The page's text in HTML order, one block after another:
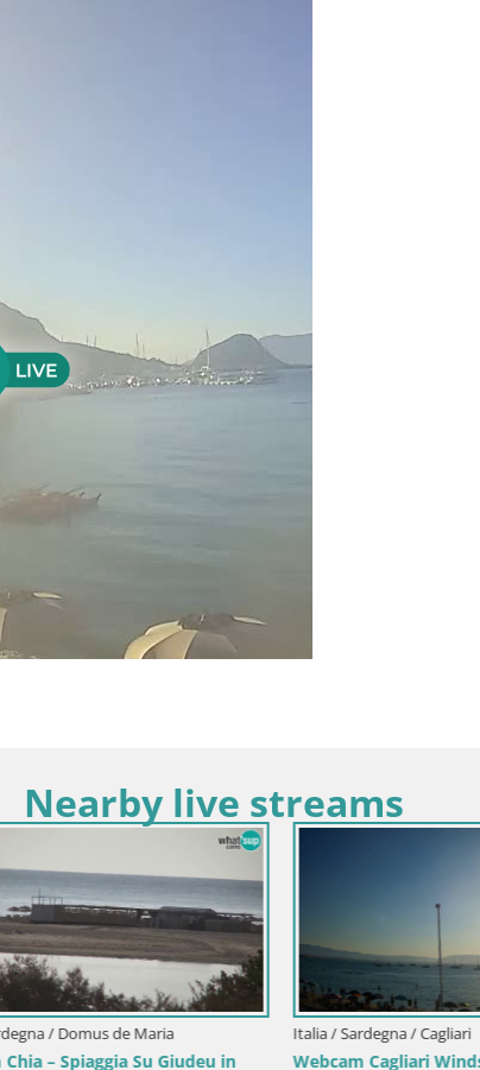
Nearby live streams
Corsari – Vista live
Italia / Sardegna / Oristano
Spiaggia Mari Ermi | Is Arutas